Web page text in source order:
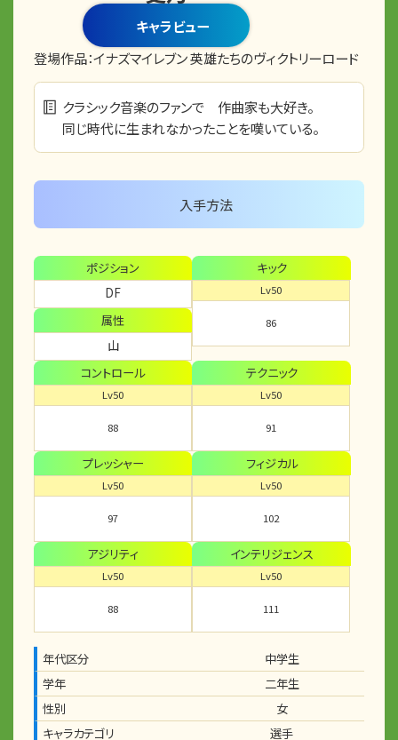
キャラビュー
登場作品：イナズマイレブン 英雄たちのヴィクトリーロード
クラシック音楽のファンで 作曲家も大好き。
同じ時代に生まれなかったことを嘆いている。
入手方法
ポジション
DF
属性
山
キック
Lv50
86
コントロール
Lv50
88
テクニック
Lv50
91
プレッシャー
Lv50
97
フィジカル
Lv50
102
アジリティ
Lv50
88
インテリジェンス
Lv50
111
年代区分
中学生
学年
二年生
性別
女
キャラカテゴリ
選手